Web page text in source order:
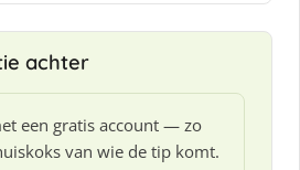
achter
een gratis account — zo
van wie de tip komt.